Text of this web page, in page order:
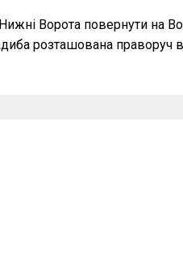
Ворота повернути на
розташована праворуч